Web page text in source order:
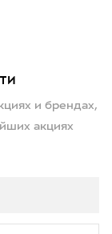
и брендах,
акциях